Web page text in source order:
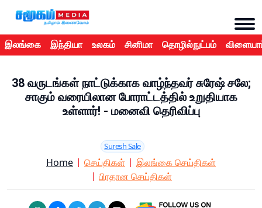
இலங்கை இந்தியா உலகம் சினிமா தொழில்நுட்பம்
38 வருடங்கள் நாட்டுக்காக வாழ்ந்தவர் சுரேஷ் சலே;
சாகும் வரையிலான போராட்டத்தில் உறுதியாக
உள்ளார்! - மனைவி தெரிவிப்பு
Suresh Sale
Home செய்திகள்
இலங்கை செய்திகள்
பிரதான செய்திகள்